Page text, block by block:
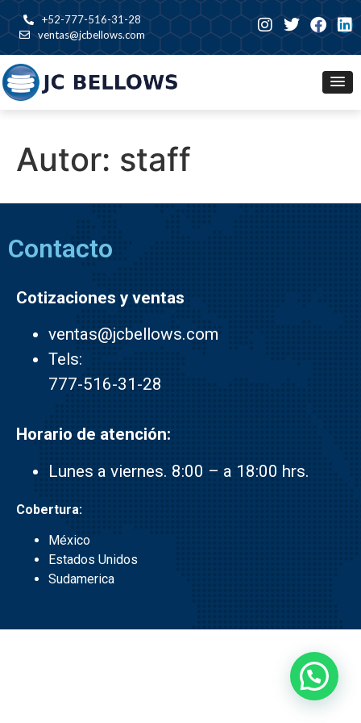
+52-777-516-31-28
ventas@jcbellows.com
Autor: staff
Contacto
Cotizaciones y ventas
ventas@jcbellows.com
Tels:
777-516-31-28
Horario de atención:
Lunes a viernes. 8:00 – a 18:00 hrs.
Cobertura:
México
Estados Unidos
Sudamerica